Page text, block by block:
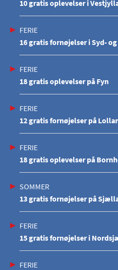
10 gratis oplevelser i
FERIE
16 gratis fornøjelser i Syd-
FERIE
18 gratis oplevelser på Fyn
FERIE
12 gratis fornøjelser på
FERIE
18 gratis oplevelser på
SOMMER
13 gratis fornøjelser på
FERIE
15 gratis fornøjelser i
FERIE